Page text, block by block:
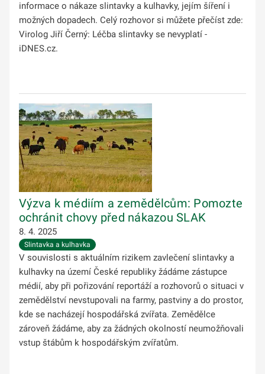
informace o nákaze slintavky a kulhavky, jejím šíření i
možných dopadech. Celý rozhovor si můžete přečíst zde:
Virolog Jiří Černý: Léčba slintavky se nevyplatí -
iDNES.cz.
Výzva k médiím a zemědělcům: Pomozte
ochránit chovy před nákazou SLAK
8. 4. 2025
Slintavka a kulhavka
V souvislosti s aktuálním rizikem zavlečení slintavky a
kulhavky na území České republiky žádáme zástupce
médií, aby při pořizování reportáží a rozhovorů o situaci v
zemědělství nevstupovali na farmy, pastviny a do prostor,
kde se nacházejí hospodářská zvířata. Zemědělce
zároveň žádáme, aby za žádných okolností neumožňovali
vstup štábům k hospodářským zvířatům.